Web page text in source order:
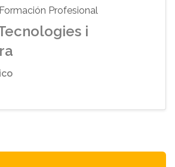
Profesional
i